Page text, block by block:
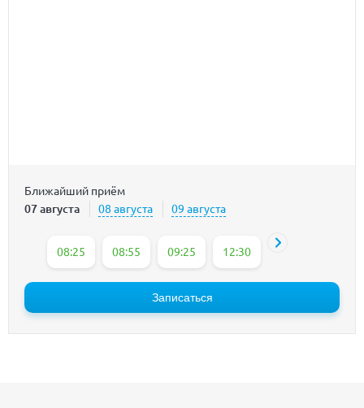
Ближайший приём
07 августа 08 августа 09 августа
08:25 08:55 09:25 12:30 14:15
Записаться